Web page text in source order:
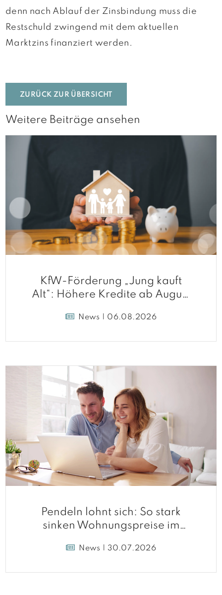
denn nach Ablauf der Zinsbindung muss die
Restschuld zwingend mit dem aktuellen
Marktzins finanziert werden.
ZURÜCK ZUR ÜBERSICHT
Weitere Beiträge ansehen
KfW-Förderung „Jung kauft
Alt“: Höhere Kredite ab August
News | 06.08.2026
Pendeln lohnt sich: So stark
sinken Wohnungspreise im
News | 30.07.2026